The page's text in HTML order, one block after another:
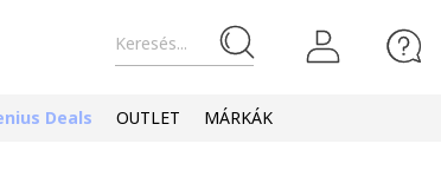
Keresés...
Deals OUTLET MÁRKÁK